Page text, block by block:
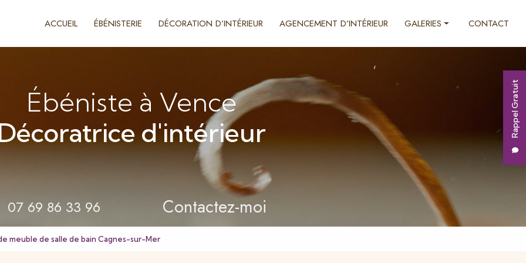
Rappel Gratuit
ACCUEIL ÉBÉNISTERIE DÉCORATION D’INTÉRIEUR AGENCEMENT D’INTÉRIEUR GALERIES CONTACT
Ébéniste à Vence
d'intérieur
07 69 86 33 96 Contactez-moi
meuble de salle de bain Cagnes-sur-Mer